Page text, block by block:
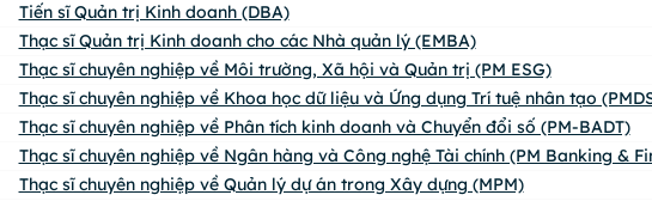
Tiến sĩ Quản trị Kinh doanh (DBA)
Thạc sĩ Quản trị Kinh doanh cho các Nhà quản lý (EMBA)
Thạc sĩ chuyên nghiệp về Môi trường, Xã hội và Quản trị (PM ESG)
Thạc sĩ chuyên nghiệp về Khoa học dữ liệu và Ứng dụng Trí tuệ nhân tạo
Thạc sĩ chuyên nghiệp về Phân tích kinh doanh và Chuyển đổi số (PM-BADT)
Thạc sĩ chuyên nghiệp về Ngân hàng và Công nghệ Tài chính (PM Banking &
Thạc sĩ chuyên nghiệp về Quản lý dự án trong Xây dựng (MPM)